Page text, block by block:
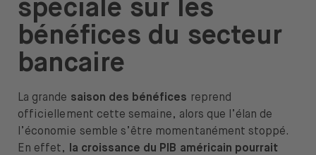
À propos de nous
Emplois
Presse
Support
spéciale sur les
bénéfices du secteur
bancaire
La grande saison des bénéfices reprend
officiellement cette semaine, alors que l’élan de
l’économie semble s’être momentanément stoppé.
En effet,
la croissance du PIB américain pourrait